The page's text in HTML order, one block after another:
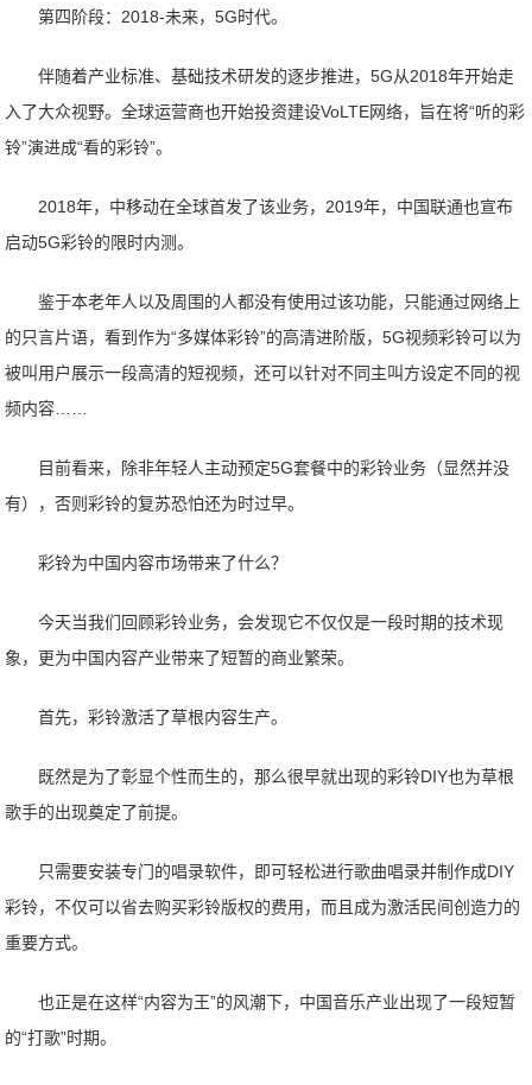
第四阶段：2018-未来，5G时代。
伴随着产业标准、基础技术研发的逐步推进，5G从2018年开始走
入了大众视野。全球运营商也开始投资建设VoLTE网络，旨在将“听的彩
铃”演进成“看的彩铃”。
2018年，中移动在全球首发了该业务，2019年，中国联通也宣布
启动5G彩铃的限时内测。
鉴于本老年人以及周围的人都没有使用过该功能，只能通过网络上
的只言片语，看到作为“多媒体彩铃”的高清进阶版，5G视频彩铃可以为
被叫用户展示一段高清的短视频，还可以针对不同主叫方设定不同的视
频内容……
目前看来，除非年轻人主动预定5G套餐中的彩铃业务（显然并没
有），否则彩铃的复苏恐怕还为时过早。
彩铃为中国内容市场带来了什么？
今天当我们回顾彩铃业务，会发现它不仅仅是一段时期的技术现
象，更为中国内容产业带来了短暂的商业繁荣。
首先，彩铃激活了草根内容生产。
既然是为了彰显个性而生的，那么很早就出现的彩铃DIY也为草根
歌手的出现奠定了前提。
只需要安装专门的唱录软件，即可轻松进行歌曲唱录并制作成DIY
彩铃，不仅可以省去购买彩铃版权的费用，而且成为激活民间创造力的
重要方式。
也正是在这样“内容为王”的风潮下，中国音乐产业出现了一段短暂
的“打歌”时期。